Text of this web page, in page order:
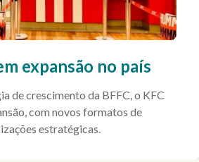
expansão no país
de crescimento da BFFC, o KFC
com novos formatos de
estratégicas.